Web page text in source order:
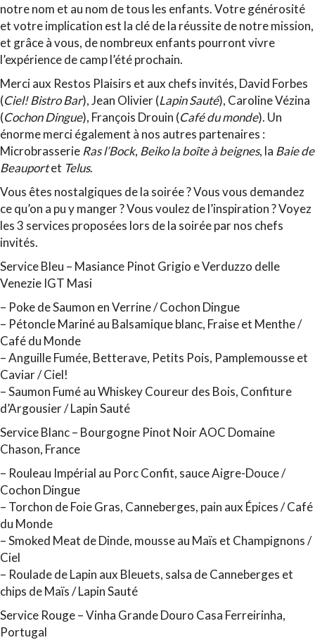
notre nom et au nom de tous les enfants. Votre générosité
et votre implication est la clé de la réussite de notre mission,
et grâce à vous, de nombreux enfants pourront vivre
l’expérience de camp l’été prochain.
Merci aux Restos Plaisirs et aux chefs invités, David Forbes
(Ciel! Bistro Bar), Jean Olivier (Lapin Sauté), Caroline Vézina
(Cochon Dingue), François Drouin (Café du monde). Un
énorme merci également à nos autres partenaires :
Microbrasserie Ras l’Bock, Beiko la boîte à beignes, la Baie de
Beauportet Telus.
Vous êtes nostalgiques de la soirée ? Vous vous demandez
ce qu’on a pu y manger ? Vous voulez de l’inspiration ? Voyez
les 3 services proposées lors de la soirée par nos chefs
invités.
Service Bleu – Masiance Pinot Grigio e Verduzzo delle
Venezie IGT Masi
– Poke de Saumon en Verrine / Cochon Dingue
– Pétoncle Mariné au Balsamique blanc, Fraise et Menthe /
Café du Monde
–Anguille Fumée, Betterave, Petits Pois, Pamplemousse et
Caviar / Ciel!
–Saumon Fumé au Whiskey Coureur des Bois, Confiture
d’Argousier / Lapin Sauté
Service Blanc – Bourgogne Pinot Noir AOC Domaine
Chason, France
– Rouleau Impérial au Porc Confit, sauce Aigre-Douce /
Cochon Dingue
– Torchon de Foie Gras, Canneberges, pain aux Épices / Café
du Monde
–Smoked Meat de Dinde, mousse au Maïs et Champignons /
Ciel
– Roulade de Lapin aux Bleuets, salsa de Canneberges et
chips de Maïs / Lapin Sauté
Service Rouge – Vinha Grande Douro Casa Ferreirinha,
Portugal